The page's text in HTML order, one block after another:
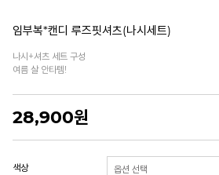
임부복*캔디 루즈핏셔츠(나시세트)
나시+셔츠 세트 구성
여름 살 안타템!
28,900원
색상